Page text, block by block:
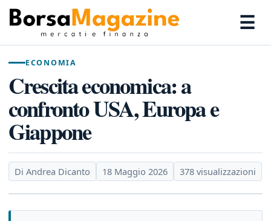
☰
ECONOMIA
Crescita economica: a
confronto USA, Europa e
Giappone
Di Andrea Dicanto 18 Maggio 2026 378 visualizzazioni